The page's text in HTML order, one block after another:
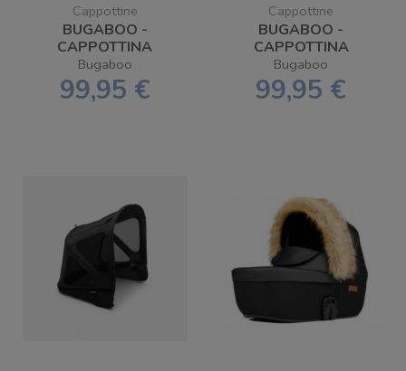
Cappottine
BUGABOO -
CAPPOTTINA
BREEZY
FOX/CAMELEON3/LYNX
Bugaboo
99,95 €
Cappottine
BUGABOO -
CAPPOTTINA
DONKEY 5
Bugaboo
99,95 €